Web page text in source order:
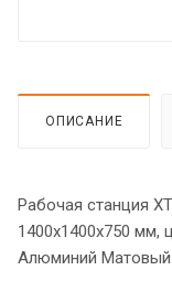
ОПИСАНИЕ
Рабочая станция
1400х1400х750 мм,
Алюминий